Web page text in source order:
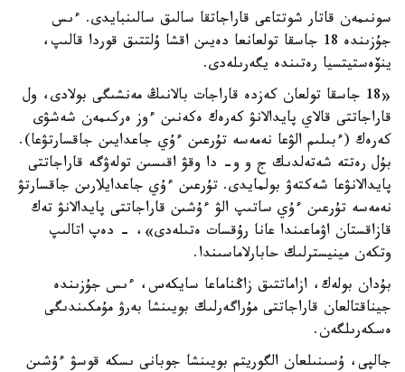
سونىمەن قاتار شوتتاعى قاراجاتقا سالىق سالىنبايدى. ءىس
جۇزىندە 18 جاسقا تولعانعا دەيىن اقشا ۇلتتىق قوردا قالىپ،
ينۆەستيتسيا رەتىندە يگەرىلەدى.
«18 جاسقا تولعان كەزدە قاراجات بالانىڭ مەنشىگى بولادى، ول
قاراجاتتى قالاي پايدالانۋ كەرەك ەكەنىن ءوز ەركىمەن شەشۋى
كەرەك (ءبىلىم الۋعا نەمەسە تۇرعىن ءۇي جاعدايىن جاقسارتۋعا).
بۇل رەتتە شەتەلدىك ج و و- دا وقۋ اقىسىن تولەۋگە قاراجاتتى
پايدالانۋعا شەكتەۋ بولمايدى. تۇرعىن ءۇي جاعدايلارىن جاقسارتۋ
نەمەسە تۇرعىن ءۇي ساتىپ الۋ ءۇشىن قاراجاتتى پايدالانۋ تەك
قازاقستان اۋماعىندا عانا رۇقسات ەتىلەدى»، - دەپ اتالىپ
وتكەن مينيسترلىك حابارلاماسىندا.
بۇدان بولەك، ازاماتتىق زاڭناماعا سايكەس، ءىس جۇزىندە
جيناقتالعان قاراجاتتى مۇراگەرلىك بويىنشا بەرۋ مۇمكىندىگى
ەسكەرىلگەن.
جالپى، ۇسىنىلعان الگوريتم بويىنشا جوبانى ىسكە قوسۋ ءۇشىن